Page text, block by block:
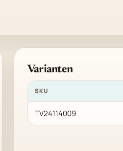
Varianten
SKU
TV24114009